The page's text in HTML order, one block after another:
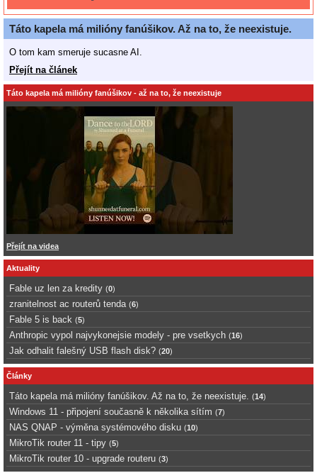
Táto kapela má milióny fanúšikov. Až na to, že neexistuje.
O tom kam smeruje sucasne AI.
Přejít na článek
Táto kapela má milióny fanúšikov - až na to, že neexistuje
Přejít na videa
Aktuality
Fable uz len za kredity (0)
zranitelnost ac routerů tenda (6)
Fable 5 is back (5)
Anthropic vypol najvykonejsie modely - pre vsetkych (16)
Jak odhalit falešný USB flash disk? (20)
Články
Táto kapela má milióny fanúšikov. Až na to, že neexistuje. (14)
Windows 11 - připojení současně k několika sítím (7)
NAS QNAP - výměna systémového disku (10)
MikroTik router 11 - tipy (5)
MikroTik router 10 - upgrade routeru (3)